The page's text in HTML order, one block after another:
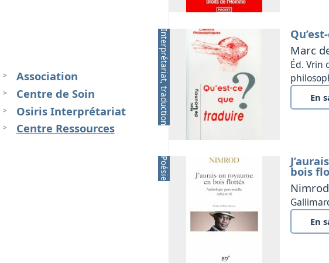
Association
Centre de Soin
Osiris Interprétariat
Centre Ressources
Interprétariat, traduction
Marc
Éd. Vrin
En
Poésie
bois
Nimrod
En